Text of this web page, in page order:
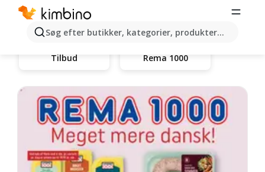
Søg efter butikker, kategorier, produkter...
Tilbud Rema 1000